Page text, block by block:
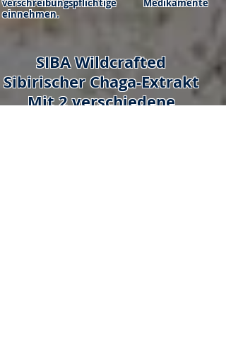
verschreibungspflichtige Medikamente
einnehmen.
SIBA Wildcrafted
Sibirischer Chaga-Extrakt
Mit 2 verschiedene